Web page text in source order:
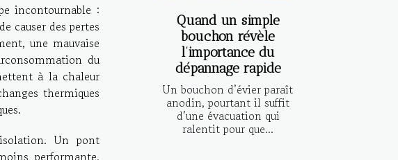
incontournable :
causer des pertes
une mauvaise
du
à la chaleur
thermiques
Un pont
performante,
Quand un simple
bouchon révèle
l’importance du
dépannage rapide
Un bouchon d’évier paraît
anodin, pourtant il suffit
d’une évacuation qui
ralentit pour que...